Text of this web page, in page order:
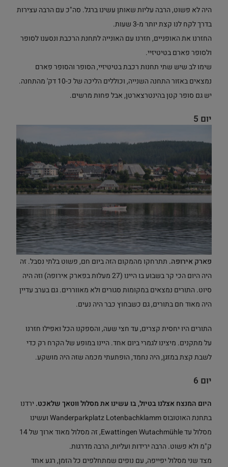
היה לא פשוט, הרבה עליות שאותן עשינו ברגל. סה"כ עם הרבה עצירות
בדרך לקח לנו קצת יותר מ-3 שעות.
החזרנו את האופניים, חזרנו עם האונייה לתחנת הרכבת ונסענו לסופר
ולסופר פארם בטיטיזיי.
שימו לב שיש שתי תחנות רכבת בטיטיזיי, הסופר והסופר פארם
נמצאים באזור התחנה השנייה, וכוללים הליכה של כ-10 דק' מהתחנה.
יש גם סופר קטן בהינטרצארטן, אבל פחות מרשים.
יום 5
פארק אירופה. תתרחקו מהמקום הזה ביום חם, פשוט בלתי נסבל. זה
היה היום הכי קר בשבוע בו היינו (27 מעלות בפארק אירופה) וזה היה
סיוט. התורים נמצאים במקומות סגורים ולא מאווררים. גם בערב עדיין
היה מאוד חם בתורים, גם כשבחוץ כבר היה נעים.
התורים היו יחסית קצרים, עד חצי שעה, והספקנו הכל ואפילו חזרנו
על מתקנים. מיצינו לגמרי ביום אחד. היינו במופע של הקרח רק כדי
לשבת קצת במזגן, היה נחמד, הופתעתי מכמה שזה היה מושקע.
יום 6
היום המנצח אצלנו בטיול, בו עשינו את מסלול ווטאך שלאכט. ירדנו
בתחנת האוטובוס Wanderparkplatz Lotenbachklamm ועשינו
מסלול עד Ewattingen Wutachmühle, זה מסלול מאוד ארוך של 14
ק"מ ולא פשוט. הרבה ירידות ועליות, הרבה מדרגות.
מצד שני מסלול יפייפה, עם נופים שמתחלפים כל הזמן, רגע אחד